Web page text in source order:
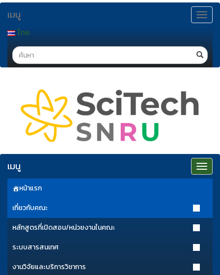
ข้าม
ไป
เนื้อหา
Toggle
เมนู
ไทย
Search
Toggle
เมนู
หน้าแรก
เกี่ยวกับคณะ
หลักสูตรที่เปิดสอน/หน่วยงานในคณะ
ระบบสารสนเทศ
งานวิจัยและบริการวิชาการ